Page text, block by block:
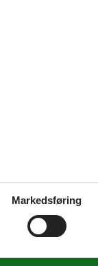
Markedsføring